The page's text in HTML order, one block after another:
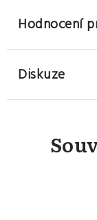
Hodnocení
Diskuze